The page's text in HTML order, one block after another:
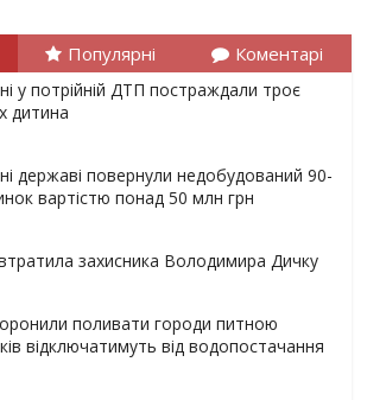
Популярні Коментарі
у потрійній ДТП постраждали троє
дитина
державі повернули недобудований 90-
вартістю понад 50 млн грн
захисника Володимира Дичку
поливати городи питною
відключатимуть від водопостачання